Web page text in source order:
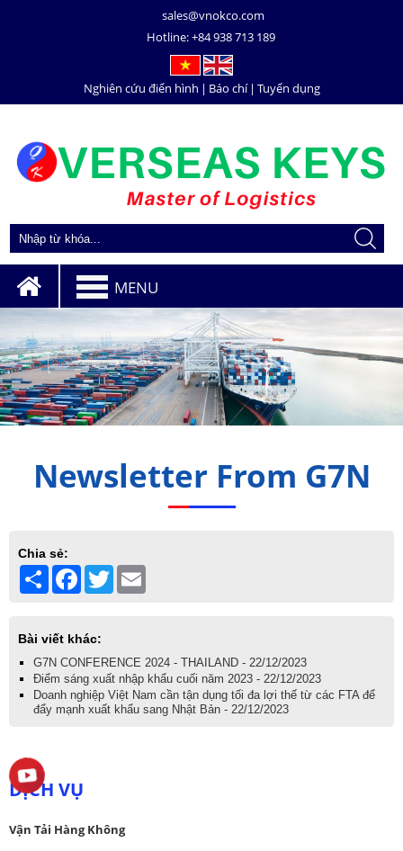
sales@vnokco.com
Hotline:+84 938 713 189
Nghiên cứu điển hình | Báo chí | Tuyển dụng
MENU
Newsletter From G7N
Chia sẻ:
Share Facebook
Twitter
Bài viết khác:
G7N CONFERENCE 2024 - THAILAND - 22/12/2023
Điểm sáng xuất nhập khẩu cuối năm 2023 - 22/12/2023
Doanh nghiệp Việt Nam cần tận dụng tối đa lợi thế từ các FTA để
đẩy mạnh xuất khẩu sang Nhật Bản - 22/12/2023
DỊCH VỤ
Vận Tải Hàng Không